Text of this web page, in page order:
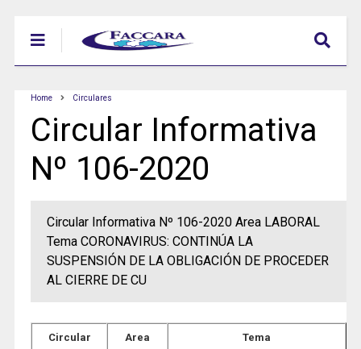
Home Circulares
Circular Informativa
Nº 106-2020
Circular Informativa Nº 106-2020 Area LABORAL
Tema CORONAVIRUS: CONTINÚA LA
SUSPENSIÓN DE LA OBLIGACIÓN DE PROCEDER
AL CIERRE DE CU
Circular
Area
Tema